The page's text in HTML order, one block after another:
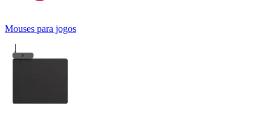
Mouses para jogos